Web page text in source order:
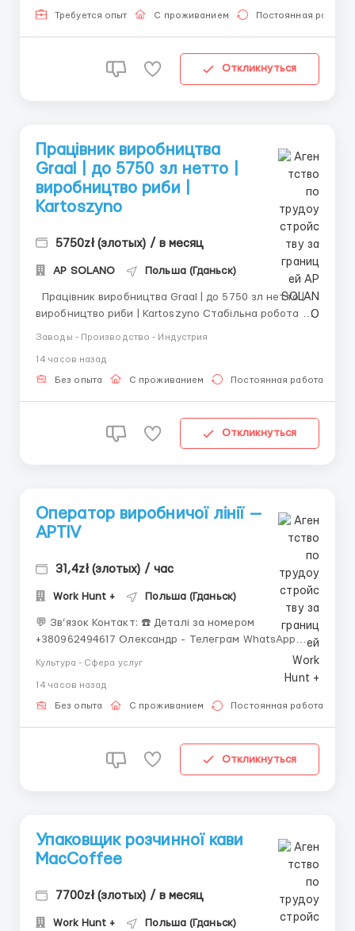
період...
Требуется опыт С проживанием Постоянная работа
Откликнуться
Працівник виробництва
Graal | до 5750 зл нетто |
виробництво риби |
Kartoszyno
5750zł (злотых) / в месяц
AP SOLANO Польша (Гданьск)
Працівник виробництва Graal | до 5750 зл нетто |
виробництво риби | Kartoszyno Стабільна робота на
працівників на виробництво. Місце роботи:
Kartoszyno (70 км від Гданська) Посада:...
Заводы - Производство - Индустрия
14 часов назад
Без опыта С проживанием Постоянная работа
Откликнуться
Оператор виробничої лінії —
APTIV
31,4zł (злотых) / час
Work Hunt + Польша (Гданьск)
💬 Зв’язок Контакт: ☎️ Деталі за номером
+380962494617 Олександр - Телеграм WhatsApp
Заробітна плата 31.40 PLN брутто/година 31.40 PLN
нетто — для сту...
Культура - Сфера услуг
14 часов назад
Без опыта С проживанием Постоянная работа
Откликнуться
Упаковщик розчинної кави
MacCoffee
7700zł (злотых) / в месяц
Work Hunt + Польша (Гданьск)